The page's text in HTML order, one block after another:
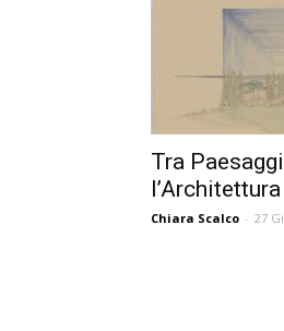
Tra
Chiara Scalco - 27